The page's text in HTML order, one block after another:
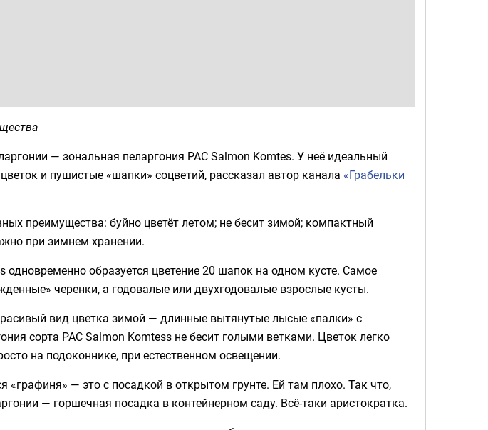
— зональная пеларгония PAC Salmon Komtes. У неё идеальный
и пушистые «шапки» соцветий, рассказал автор канала «Грабельки
преимущества: буйно цветёт летом; не бесит зимой; компактный
при зимнем хранении.
одновременно образуется цветение 20 шапок на одном кусте. Самое
черенки, а годовалые или двухгодовалые взрослые кусты.
вид цветка зимой — длинные вытянутые лысые «палки» с
сорта PAC Salmon Komtess не бесит голыми ветками. Цветок легко
на подоконнике, при естественном освещении.
«графиня» — это с посадкой в открытом грунте. Ей там плохо. Так что,
— горшечная посадка в контейнерном саду. Всё-таки аристократка.